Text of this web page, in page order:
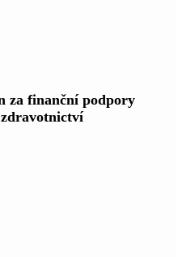
za finanční podpory